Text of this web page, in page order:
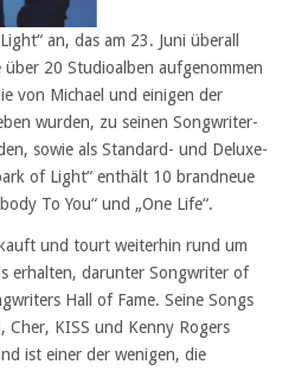
an, das am 23. Juni überall
20 Studioalben aufgenommen
von Michael und einigen der
wurden, zu seinen Songwriter-
sowie als Standard- und Deluxe-
of Light“ enthält 10 brandneue
To You“ und „One Life“.
und tourt weiterhin rund um
erhalten, darunter Songwriter of
Hall of Fame. Seine Songs
Cher, KISS und Kenny Rogers
ist einer der wenigen, die